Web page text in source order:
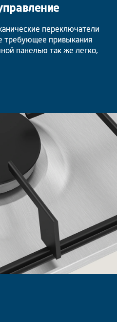
переключатели
требующее привыкания
панелью так же легко,